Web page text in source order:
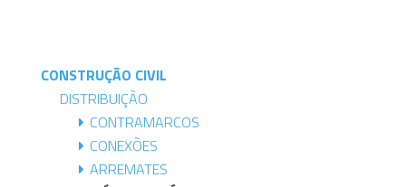
CONSTRUÇÃO CIVIL
DISTRIBUIÇÃO
CONTRAMARCOS
CONEXÕES
ARREMATES